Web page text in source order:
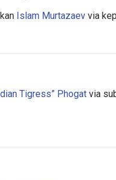
Islam Murtazaev via
Tigress” Phogat via